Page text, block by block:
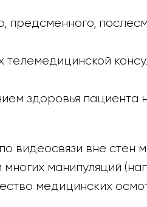
предсменного,
здоровья пациента
видеосвязи вне стен
манипуляций
медицинских